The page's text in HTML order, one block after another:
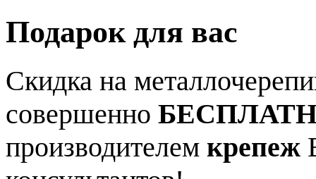
Подарок для вас
Скидка на
совершенно
производителем крепеж